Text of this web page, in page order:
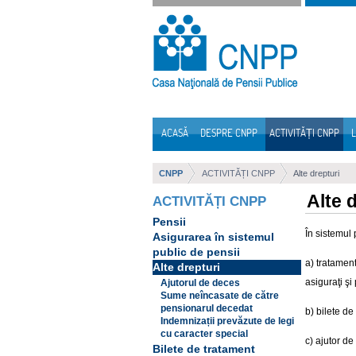
Sari la continut
ACASĂ DESPRE CNPP ACTIVITĂȚI CNPP
CNPP ACTIVITĂȚI CNPP Alte drepturi
ACTIVITĂȚI CNPP
Pensii
Asigurarea în sistemul
public de pensii
Alte drepturi
Ajutorul de deces
Sume neîncasate de către
pensionarul decedat
Indemnizații prevăzute de legi
cu caracter special
Bilete de tratament
Alte
În sistemul
a)
asiguraţi şi
b) bilete
c) ajutor